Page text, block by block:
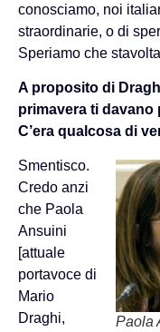
conosciamo, noi
straordinarie, o di
Speriamo che
A proposito di
primavera ti davano
C’era qualcosa di
Paola
Smentisco.
Credo anzi
che Paola
Ansuini
[attuale
portavoce di
Mario
Draghi,